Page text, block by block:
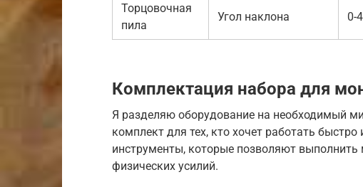
Торцовочная
пила
Угол наклона 0-
Комплектация набора для
Я разделяю оборудование на необходимый
комплект для тех, кто хочет работать
инструменты, которые позволяют
физических усилий.